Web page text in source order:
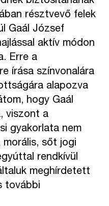
résztvevő felek
Gaál József
aktív módon
Erre a
írása színvonalára
alapozva
hogy Gaál
viszont a
gyakorlata nem
morális, sőt jogi
rendkívül
meghírdetett
további